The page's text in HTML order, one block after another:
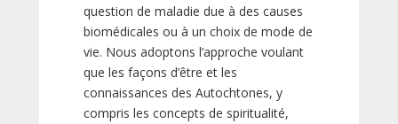
question de maladie due à des causes
biomédicales ou à un choix de mode de
vie. Nous adoptons l’approche voulant
que les façons d’être et les
connaissances des Autochtones, y
compris les concepts de spiritualité,